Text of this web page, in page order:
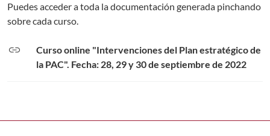
Puedes acceder a toda la documentación generada pinchando
sobre cada curso.
link
Curso online "Intervenciones del Plan estratégico de
la PAC". Fecha: 28, 29 y 30 de septiembre de 2022